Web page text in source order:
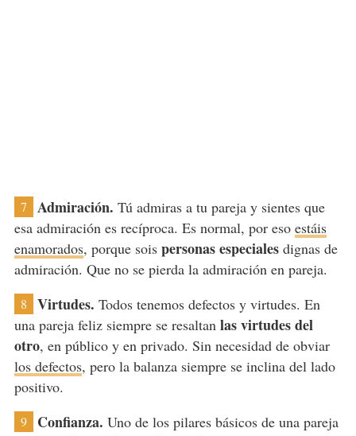
7 Admiración. Tú admiras a tu pareja y sientes que
esa admiración es recíproca. Es normal, por eso estáis
enamorados, porque sois personas especialesdignas de
admiración. Que no se pierda la admiración en pareja.
8 Virtudes. Todos tenemos defectos y virtudes. En
una pareja feliz siempre se resaltan las virtudes del
otro, en público y en privado. Sin necesidad de obviar
los defectos, pero la balanza siempre se inclina del lado
positivo.
9 Confianza. Uno de los pilares básicos de una pareja